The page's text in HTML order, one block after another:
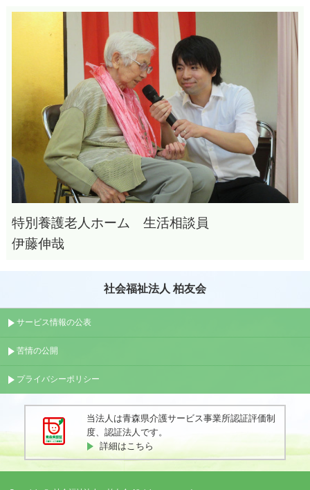
特別養護老人ホーム 生活相談員
伊藤伸哉
社会福祉法人 柏友会
サービス情報の公表
苦情の公開
プライバシーポリシー
当法人は青森県介護サービス事業所認証評価制
度、認証法人です。
詳細はこちら